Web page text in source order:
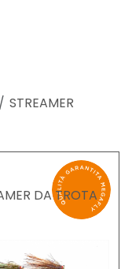
STREAMER
DA TROTA